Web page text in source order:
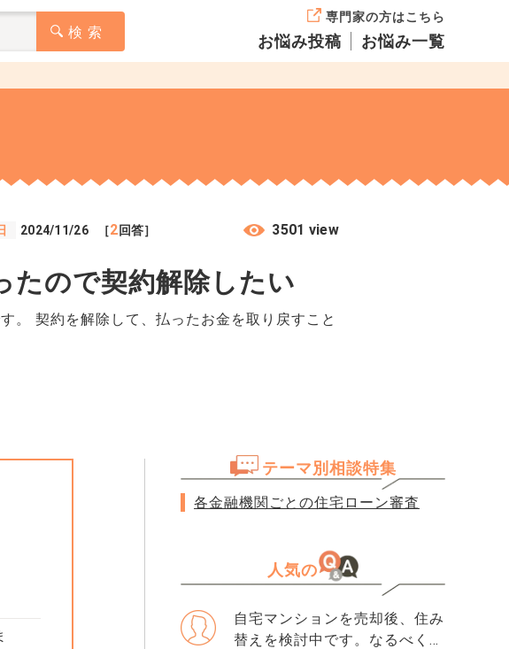
検 索
専門家の方はこちら
お悩み投稿 お悩み一覧
2024/11/26 ［2回答］ 3501 view
たので契約解除したい
。 契約を解除して、払ったお金を取り戻すこと
テーマ別相談特集
各金融機関ごとの住宅ローン審査
人気の
自宅マンションを売却後、住み
替えを検討中です。なるべく3